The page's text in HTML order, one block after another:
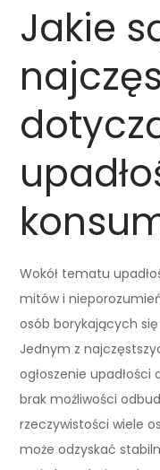
Jakie
Wokół tematu
mitów i
osób borykających
Jednym z
ogłoszenie
brak możliwości
rzeczywistości wiele
może odzyskać